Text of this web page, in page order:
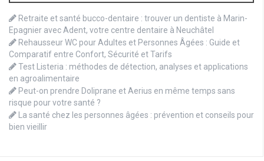
Retraite et santé bucco-dentaire : trouver un dentiste à Marin-
Epagnier avec Adent, votre centre dentaire à Neuchâtel
Rehausseur WC pour Adultes et Personnes Âgées : Guide et
Comparatif entre Confort, Sécurité et Tarifs
Test Listeria : méthodes de détection, analyses et applications
en agroalimentaire
Peut-on prendre Doliprane et Aerius en même temps sans
risque pour votre santé ?
La santé chez les personnes âgées : prévention et conseils pour
bien vieillir